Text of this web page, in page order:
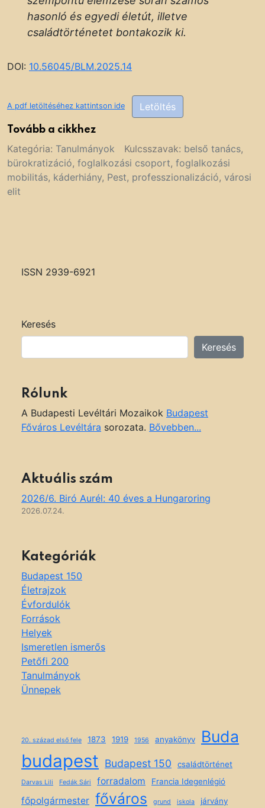
hasonló és egyedi életút, illetve
családtörténetet bontakozik ki.
DOI: 10.56045/BLM.2025.14
A pdf letöltéséhez kattintson ide Letöltés
Tovább a cikkhez
Kategória: Tanulmányok Kulcsszavak: belső tanács,
bürokratizáció, foglalkozási csoport, foglalkozási
mobilitás, káderhiány, Pest, professzionalizáció, városi
elit
ISSN 2939-6921
Keresés
Keresés
Rólunk
A Budapesti Levéltári Mozaikok Budapest
Főváros Levéltára sorozata. Bővebben...
Aktuális szám
2026/6. Biró Aurél: 40 éves a Hungaroring
2026.07.24.
Kategóriák
Budapest 150
Életrajzok
Évfordulók
Források
Helyek
Ismeretlen ismerős
Petőfi 200
Tanulmányok
Ünnepek
20. század első fele 1873 1919 1956 anyakönyv Buda
budapest Budapest 150 családtörténet
Darvas Lili Fedák Sári forradalom Francia Idegenlégió
főpolgármester főváros grund iskola járvány